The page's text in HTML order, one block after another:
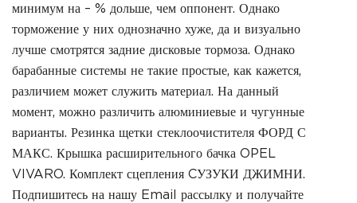
минимум на – % дольше, чем оппонент. Однако
торможение у них однозначно хуже, да и визуально
лучше смотрятся задние дисковые тормоза. Однако
барабанные системы не такие простые, как кажется,
различием может служить материал. На данный
момент, можно различить алюминиевые и чугунные
варианты. Резинка щетки стеклоочистителя ФОРД С
МАКС. Крышка расширительного бачка OPEL
VIVARO. Комплект сцепления CУЗУКИ ДЖИМНИ.
Подпишитесь на нашу Email рассылку и получайте